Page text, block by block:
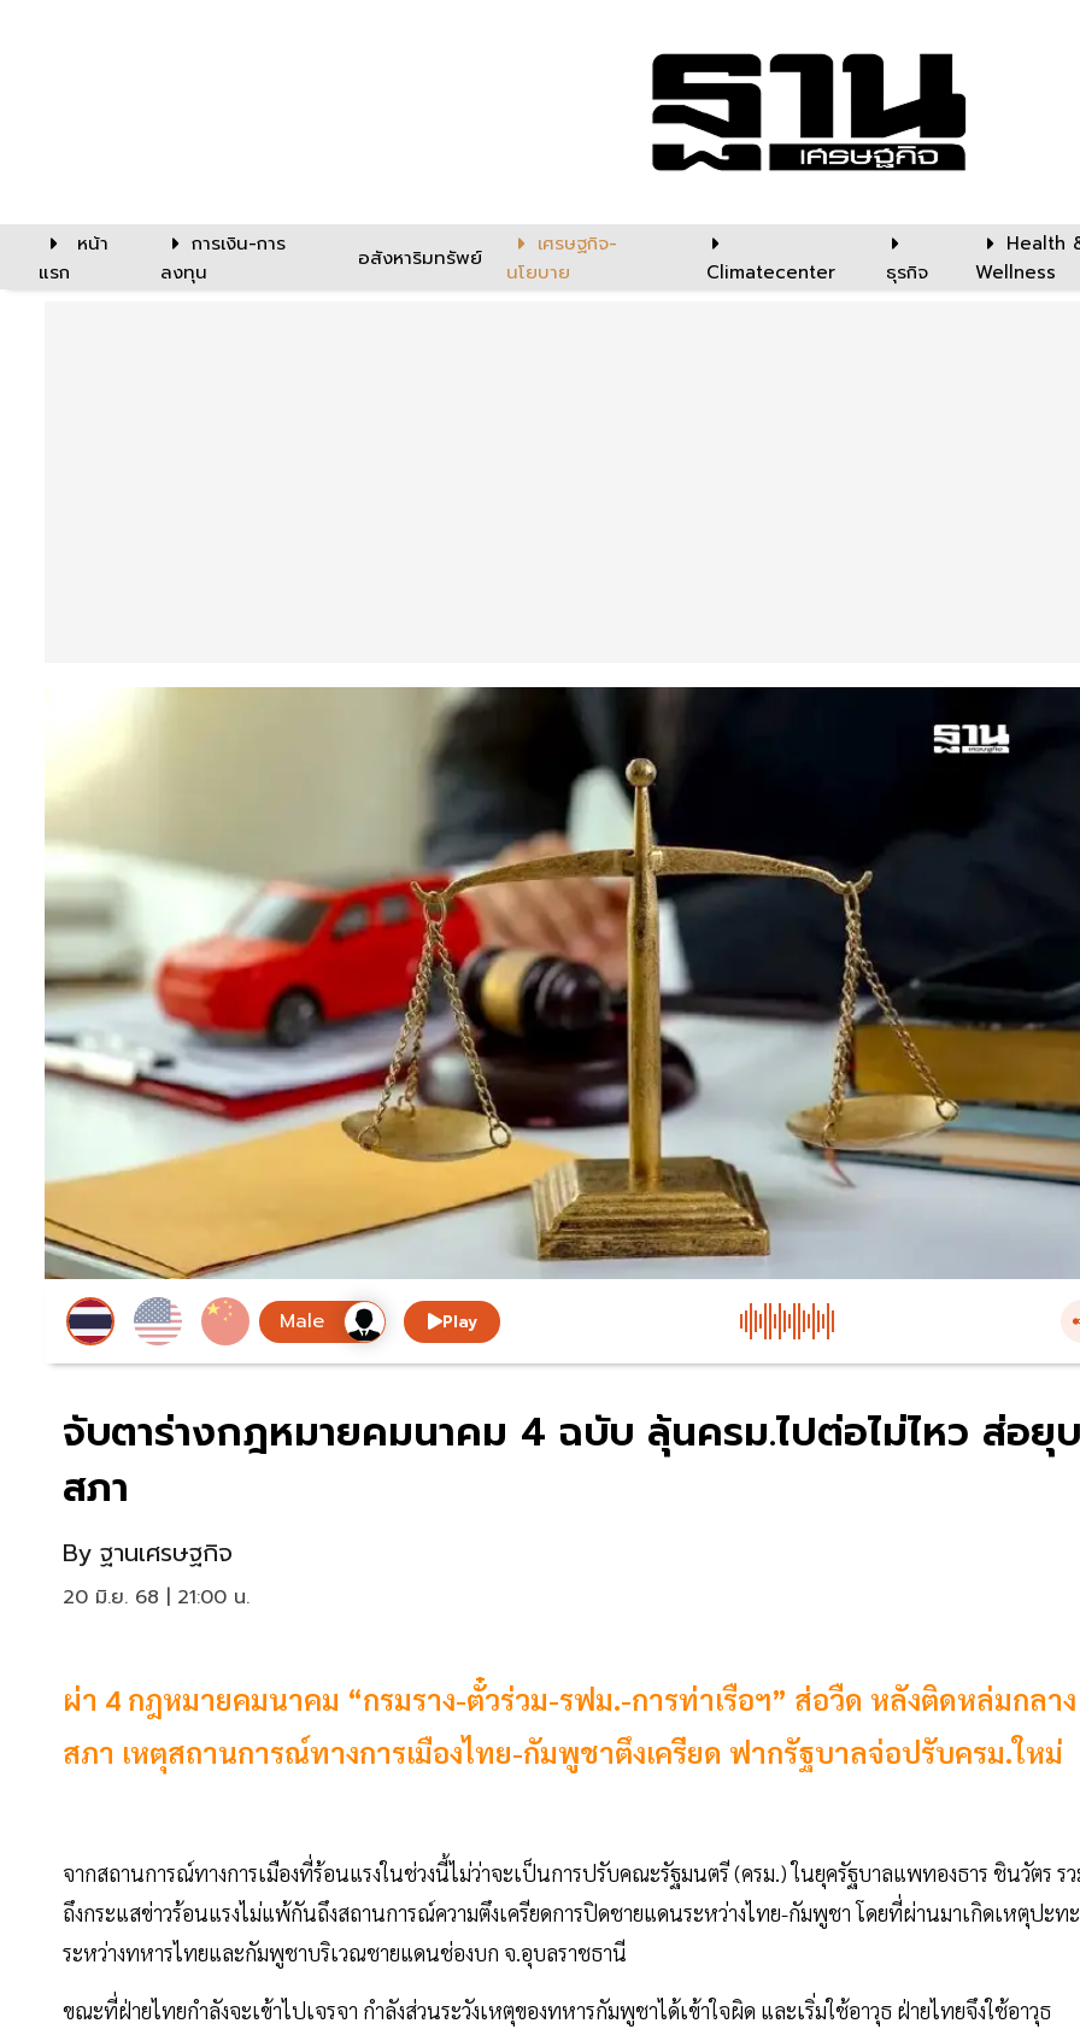
หน้า
แรก
การเงิน-การ
ลงทุน
อสังหาริมทรัพย์
เศรษฐกิจ-
นโยบาย
Climatecenter ธุรกิจ
Health
Wellness
Play
จับตาร่างกฎหมายคมนาคม 4 ฉบับ ลุ้นครม.ไปต่อไม่ไหว ส่อยุบ
สภา
By ฐานเศรษฐกิจ
20 มิ.ย. 68 | 21:00 น.
ผ่า 4 กฎหมายคมนาคม “กรมราง-ตั๋วร่วม-รฟม.-การท่าเรือฯ” ส่อวืด หลังติดหล่มกลาง
สภา เหตุสถานการณ์ทางการเมืองไทย-กัมพูชาตึงเครียด ฟากรัฐบาลจ่อปรับครม.ใหม่
จากสถานการณ์ทางการเมืองที่ร้อนแรงในช่วงนี้ไม่ว่าจะเป็นการปรับคณะรัฐมนตรี (ครม.) ในยุครัฐบาลแพทองธาร ชินวัตร ร
ถึงกระแสข่าวร้อนแรงไม่แพ้กันถึงสถานการณ์ความตึงเครียดการปิดชายแดนระหว่างไทย-กัมพูชา โดยที่ผ่านมาเกิดเหตุปะทะ
ระหว่างทหารไทยและกัมพูชาบริเวณชายแดนช่องบก จ.อุบลราชธานี
ขณะที่ฝ่ายไทยกำลังจะเข้าไปเจรจา กำลังส่วนระวังเหตุของทหารกัมพูชาได้เข้าใจผิด และเริ่มใช้อาวุธ ฝ่ายไทยจึงใช้อาวุธ